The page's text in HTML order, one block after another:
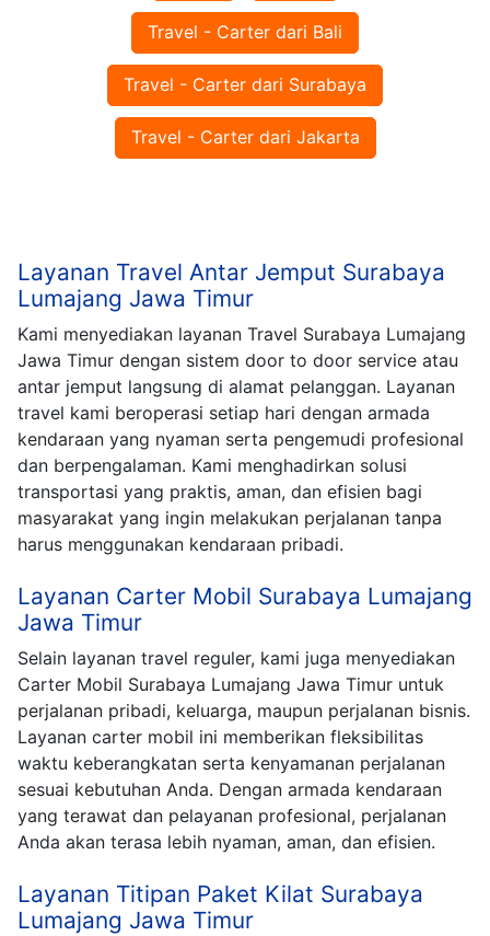
Travel - Carter dari Bali
Travel - Carter dari Surabaya
Travel - Carter dari Jakarta
Layanan Travel Antar Jemput Surabaya
Lumajang Jawa Timur
Kami menyediakan layanan Travel Surabaya Lumajang
Jawa Timur dengan sistem door to door service atau
antar jemput langsung di alamat pelanggan. Layanan
travel kami beroperasi setiap hari dengan armada
kendaraan yang nyaman serta pengemudi profesional
dan berpengalaman. Kami menghadirkan solusi
transportasi yang praktis, aman, dan efisien bagi
masyarakat yang ingin melakukan perjalanan tanpa
harus menggunakan kendaraan pribadi.
Layanan Carter Mobil Surabaya Lumajang
Jawa Timur
Selain layanan travel reguler, kami juga menyediakan
Carter Mobil Surabaya Lumajang Jawa Timur untuk
perjalanan pribadi, keluarga, maupun perjalanan bisnis.
Layanan carter mobil ini memberikan fleksibilitas
waktu keberangkatan serta kenyamanan perjalanan
sesuai kebutuhan Anda. Dengan armada kendaraan
yang terawat dan pelayanan profesional, perjalanan
Anda akan terasa lebih nyaman, aman, dan efisien.
Layanan Titipan Paket Kilat Surabaya
Lumajang Jawa Timur